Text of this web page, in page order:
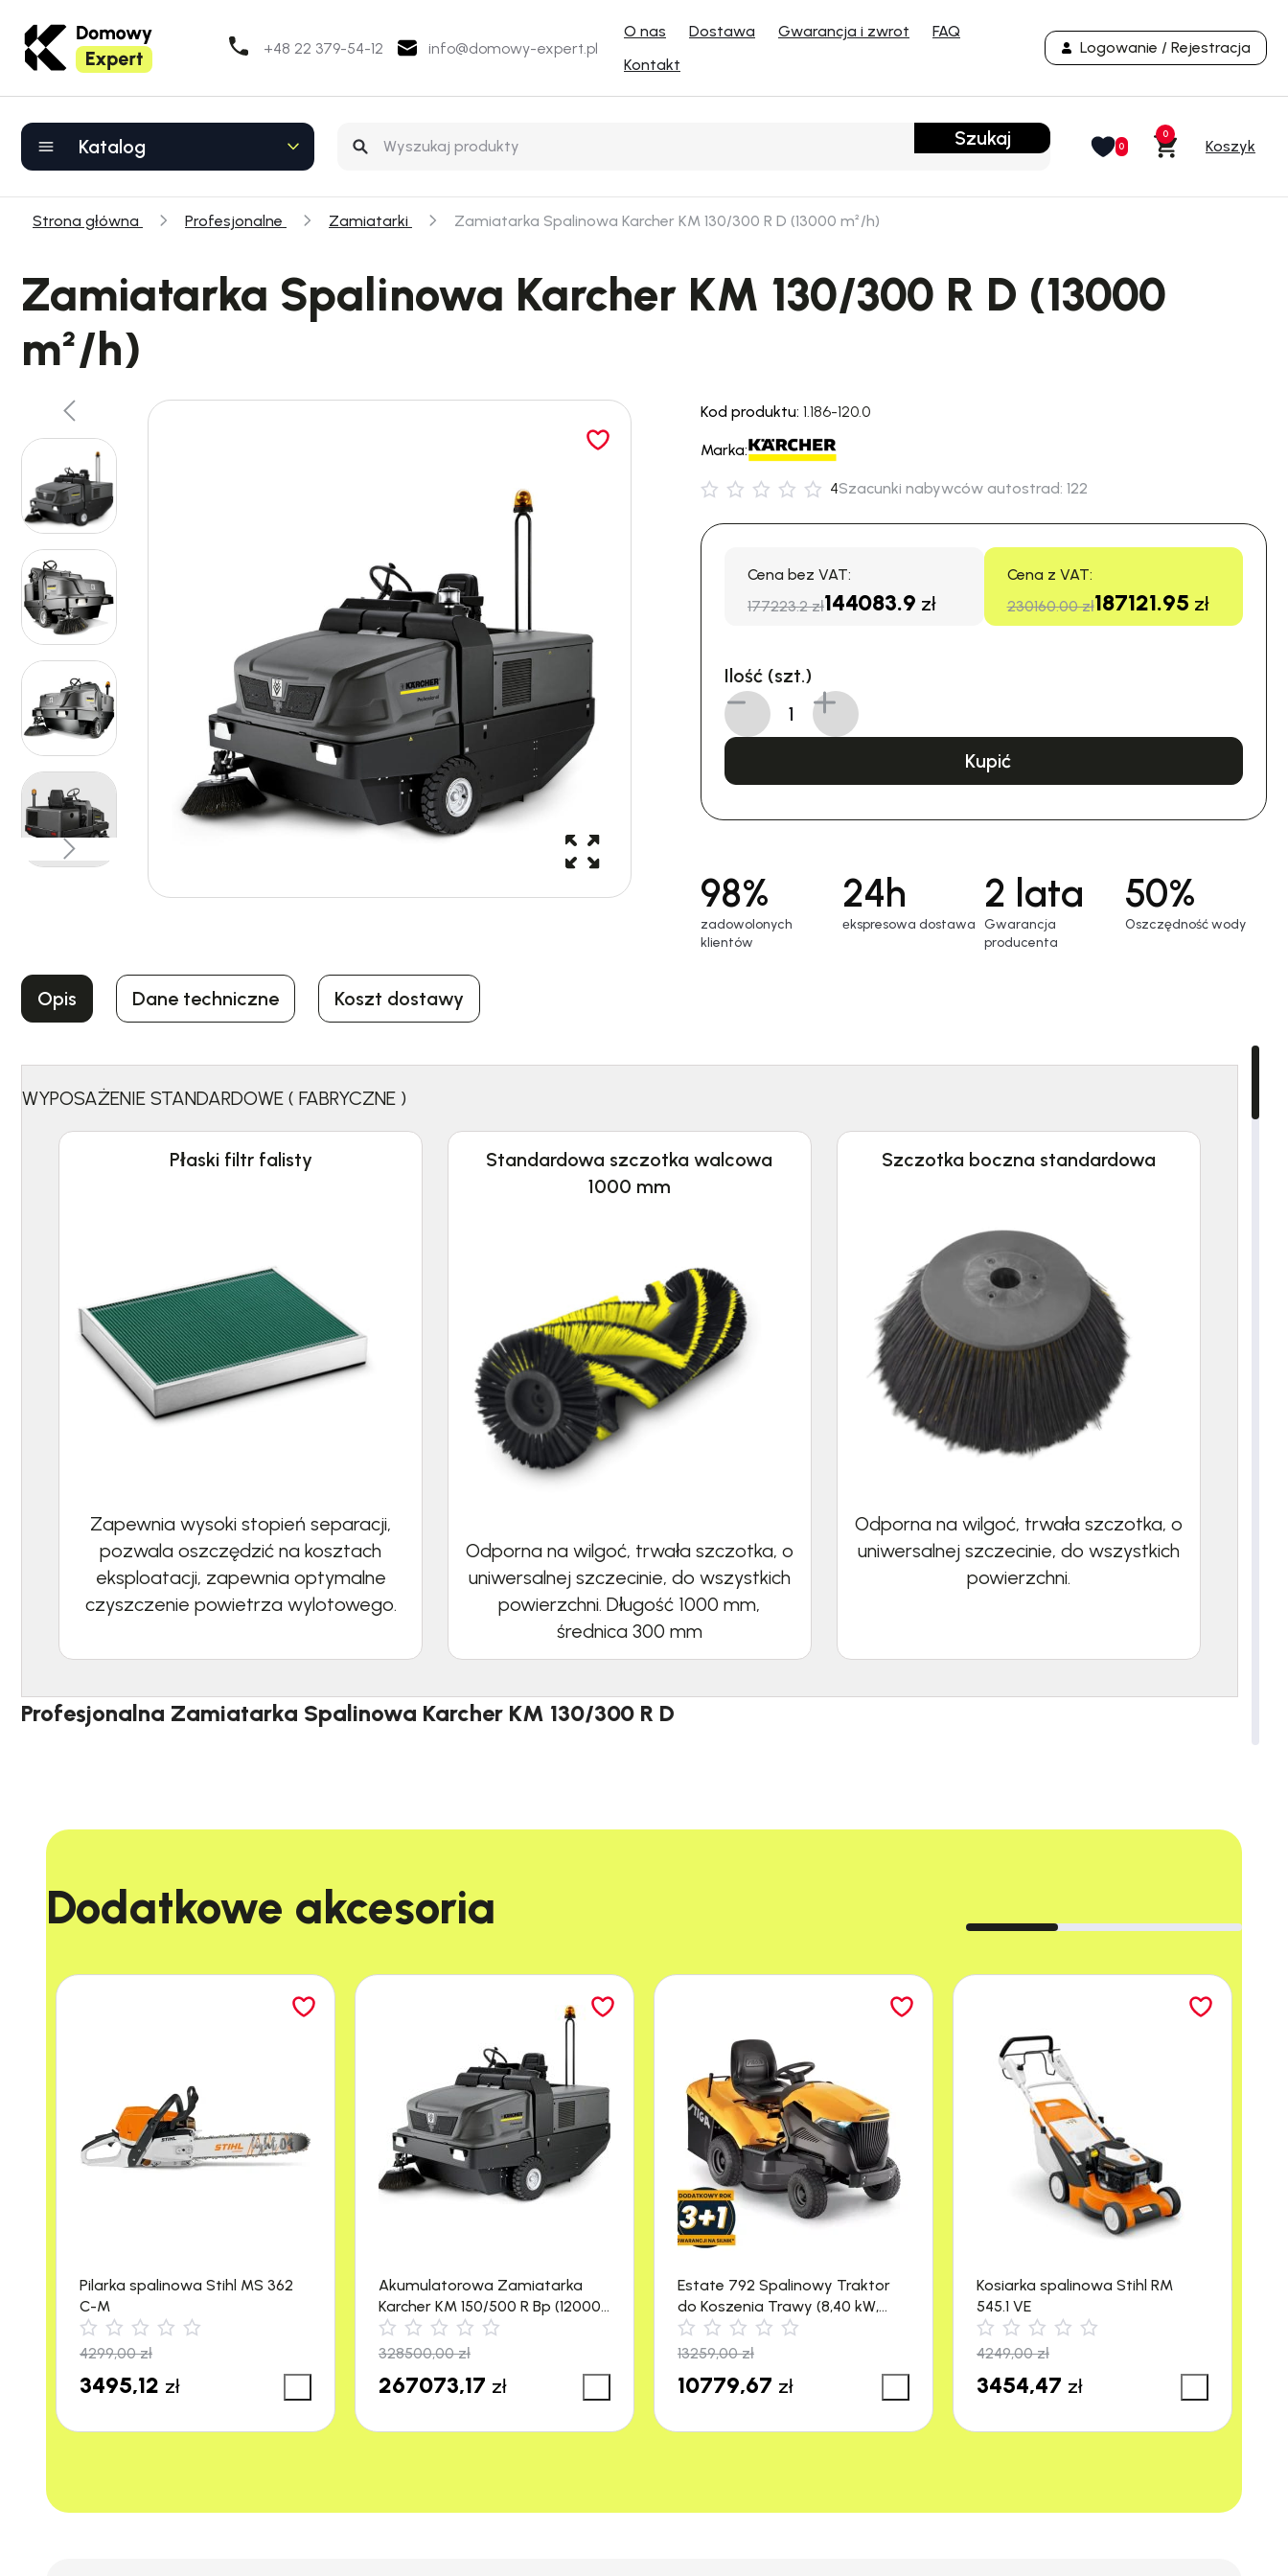
+48 22 379-54-12 info@domowy-expert.pl
O nas Dostawa Gwarancja i zwrot
FAQ
Kontakt
Logowanie / Rejestracja
Katalog Szukaj 0
0
Strona główna Profesjonalne Zamiatarki Zamiatarka Spalinowa Karcher KM 130/300 R D (13000 m²/h)
Zamiatarka Spalinowa Karcher KM 130/300 R D (13000
m²/h)
Kod produktu: 1.186-120.0
Marka:
4Szacunki nabywców autostrad: 122
Cena bez VAT:
177223.2 zł144083.9 zł
Cena z VAT:
230160.00 zł187121.95 zł
Ilość (szt.)
Kupić
98%
zadowolonych
klientów
24h
еkspresowa dostawa
2 lata
Gwarancja
producenta
50%
Oszczędność wody
Opis Dane techniczne Koszt dostawy
WYPOSAŻENIE STANDARDOWE ( FABRYCZNE )
Płaski filtr falisty
Zapewnia wysoki stopień separacji,
pozwala oszczędzić na kosztach
eksploatacji, zapewnia optymalne
czyszczenie powietrza wylotowego.
Standardowa szczotka walcowa
1000 mm
Odporna na wilgoć, trwała szczotka, o
uniwersalnej szczecinie, do wszystkich
powierzchni. Długość 1000 mm,
średnica 300 mm
Szczotka boczna standardowa
Odporna na wilgoć, trwała szczotka, o
uniwersalnej szczecinie, do wszystkich
powierzchni.
Profesjonalna Zamiatarka Spalinowa Karcher KM 130/300 R D
Duży zbiornik o pojemności 300 litrów oznacza mniej przerw na opróżnianie, co przekłada się na wyższą wydajność pracy.
Specyfikacja techniczna
Czterosuwowy silnik
Producent silnika Yanmar
Moc napędu (kW)
13000
Szerokość robocza (mm)
Szerokość robocza z 1 szczotką boczną (mm)
Szerokość robocza z 2 szczotkami bocznymi (mm)
Zbiornik zanieczyszczeń (l) 300
Dodatkowe akcesoria​
Pilarka spalinowa Stihl MS 362
C-M
4299,00zł
3495,12 zł
Akumulatorowa Zamiatarka
Karcher KM 150/500 R Bp (12000
m²/h)
328500,00zł
267073,17 zł
Estate 792 Spalinowy Traktor
do Koszenia Trawy (8,40 kW,
4500 m²) Stiga
13259,00zł
10779,67 zł
Kosiarka spalinowa Stihl RM
545.1 VE
4249,00zł
3454,47 zł